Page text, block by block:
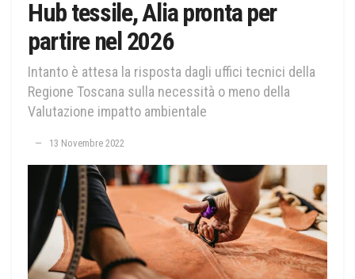
Hub tessile, Alia pronta per
partire nel 2026
Intanto è attesa la risposta dagli uffici tecnici della
Regione Toscana sulla necessità o meno della
Valutazione impatto ambientale
13 Novembre 2022